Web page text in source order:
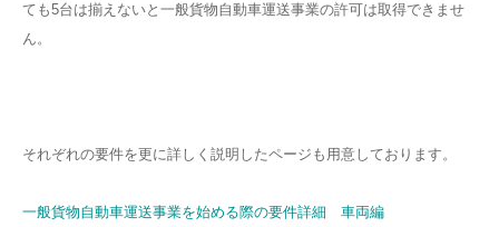
ても5台は揃えないと一般貨物自動車運送事業の許可は取得できませ
ん。
それぞれの要件を更に詳しく説明したページも用意しております。
一般貨物自動車運送事業を始める際の要件詳細 車両編